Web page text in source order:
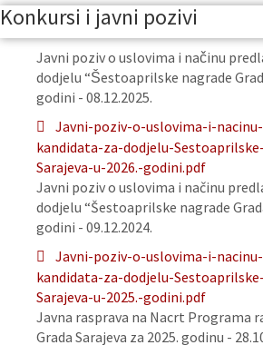
Konkursi i javni pozivi
Javni poziv o uslovima i načinu
dodjelu “Šestoaprilske nagrade
godini - 08.12.2025.
Javni-poziv-o-uslovima-i-
kandidata-za-dodjelu-
Sarajeva-u-2026.-godini.pdf
Javni poziv o uslovima i načinu
dodjelu “Šestoaprilske nagrade
godini - 09.12.2024.
Javni-poziv-o-uslovima-i-
kandidata-za-dodjelu-
Sarajeva-u-2025.-godini.pdf
Javna rasprava na Nacrt Programa
Grada Sarajeva za 2025. godinu -